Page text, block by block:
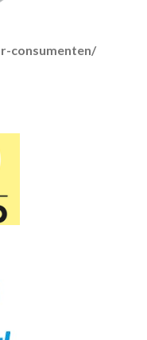
consumenten/